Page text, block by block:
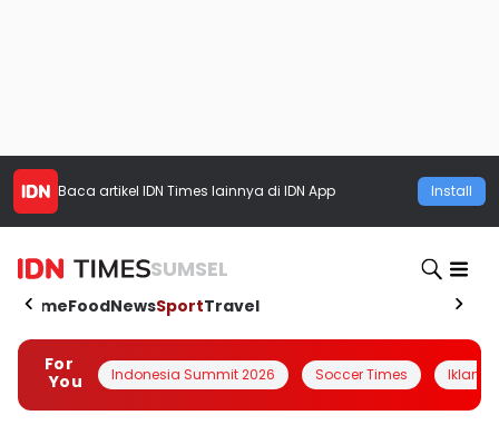
Baca artikel IDN Times lainnya di IDN App Install
SUMSEL
HomeFoodNewsSportTravel
For
You
Indonesia Summit 2026 Soccer Times Iklanin